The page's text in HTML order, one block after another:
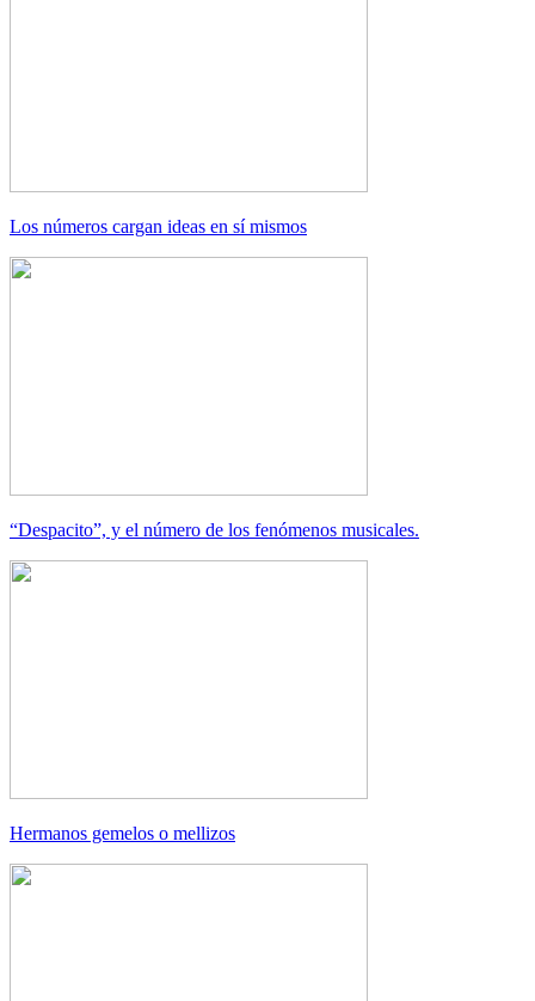
Los números cargan ideas en sí mismos
“Despacito”, y el número de los fenómenos musicales.
Hermanos gemelos o mellizos